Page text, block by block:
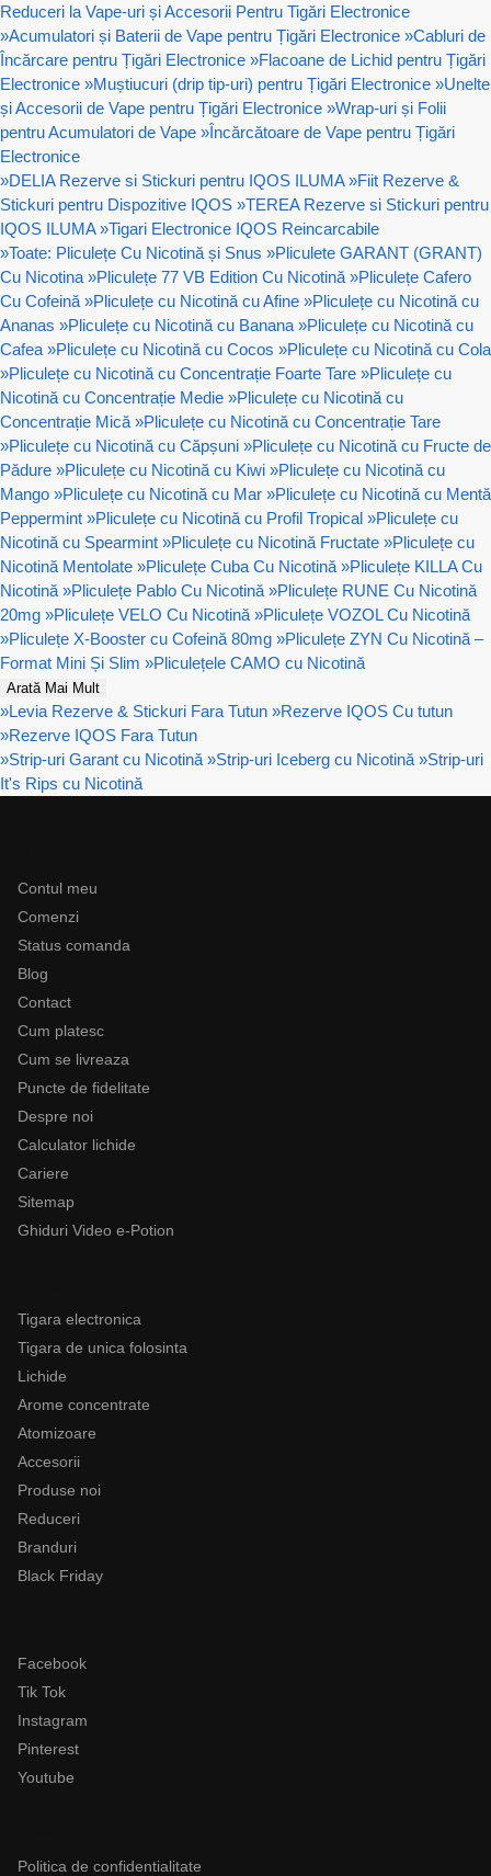
Reduceri la Vape-uri și Accesorii Pentru Tigări Electronice
»Acumulatori și Baterii de Vape pentru Țigări Electronice »Cabluri de
Încărcare pentru Țigări Electronice »Flacoane de Lichid pentru Țigări
Electronice »Muștiucuri (drip tip-uri) pentru Țigări Electronice »Unelte
și Accesorii de Vape pentru Țigări Electronice »Wrap-uri și Folii
pentru Acumulatori de Vape »Încărcătoare de Vape pentru Țigări
Electronice
»DELIA Rezerve si Stickuri pentru IQOS ILUMA »Fiit Rezerve &
Stickuri pentru Dispozitive IQOS »TEREA Rezerve si Stickuri pentru
IQOS ILUMA »Tigari Electronice IQOS Reincarcabile
»Toate: Pliculețe Cu Nicotină și Snus »Pliculete GARANT (GRANT)
Cu Nicotina »Pliculețe 77 VB Edition Cu Nicotină »Pliculețe Cafero
Cu Cofeină »Pliculețe cu Nicotină cu Afine »Pliculețe cu Nicotină cu
Ananas »Pliculețe cu Nicotină cu Banana »Pliculețe cu Nicotină cu
Cafea »Pliculețe cu Nicotină cu Cocos »Pliculețe cu Nicotină cu Cola
»Pliculețe cu Nicotină cu Concentrație Foarte Tare »Pliculețe cu
Nicotină cu Concentrație Medie »Pliculețe cu Nicotină cu
Concentrație Mică »Pliculețe cu Nicotină cu Concentrație Tare
»Pliculețe cu Nicotină cu Căpșuni »Pliculețe cu Nicotină cu Fructe de
Pădure »Pliculețe cu Nicotină cu Kiwi »Pliculețe cu Nicotină cu
Mango »Pliculețe cu Nicotină cu Mar »Pliculețe cu Nicotină cu Mentă
Peppermint »Pliculețe cu Nicotină cu Profil Tropical »Pliculețe cu
Nicotină cu Spearmint »Pliculețe cu Nicotină Fructate »Pliculețe cu
Nicotină Mentolate »Pliculețe Cuba Cu Nicotină »Pliculețe KILLA Cu
Nicotină »Pliculețe Pablo Cu Nicotină »Pliculețe RUNE Cu Nicotină
20mg »Pliculețe VELO Cu Nicotină »Pliculețe VOZOL Cu Nicotină
»Pliculețe X-Booster cu Cofeină 80mg »Pliculețe ZYN Cu Nicotină –
Format Mini Și Slim »Pliculețele CAMO cu Nicotină
Arată Mai Mult
»Levia Rezerve & Stickuri Fara Tutun »Rezerve IQOS Cu tutun
»Rezerve IQOS Fara Tutun
»Strip-uri Garant cu Nicotină »Strip-uri Iceberg cu Nicotină »Strip-uri
It's Rips cu Nicotină
Contul meu
Comenzi
Status comanda
Blog
Contact
Cum platesc
Cum se livreaza
Puncte de fidelitate
Despre noi
Calculator lichide
Cariere
Sitemap
Ghiduri Video e-Potion
Tigara electronica
Tigara de unica folosinta
Lichide
Arome concentrate
Atomizoare
Accesorii
Produse noi
Reduceri
Branduri
Black Friday
Facebook
Tik Tok
Instagram
Pinterest
Youtube
Politica de confidentialitate